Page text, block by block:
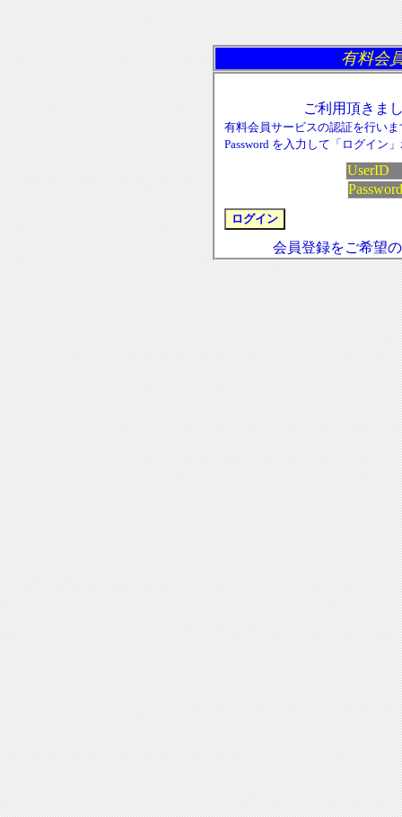
有料会
ご利用頂きま
有料会員サービスの認証を行いま
Password を入力して「ログイン
Password
会員登録をご希望